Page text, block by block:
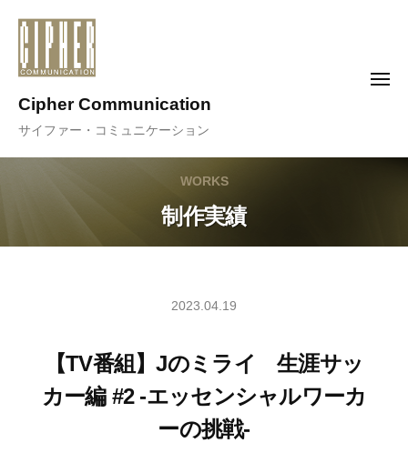
ス
Cipher Communication
サイファー・コミュニケーション
メ
WORKS
制作実績
2023.04.19
【TV番組】Jのミライ 生涯サッ
カー編 #2 -エッセンシャルワーカ
ーの挑戦-